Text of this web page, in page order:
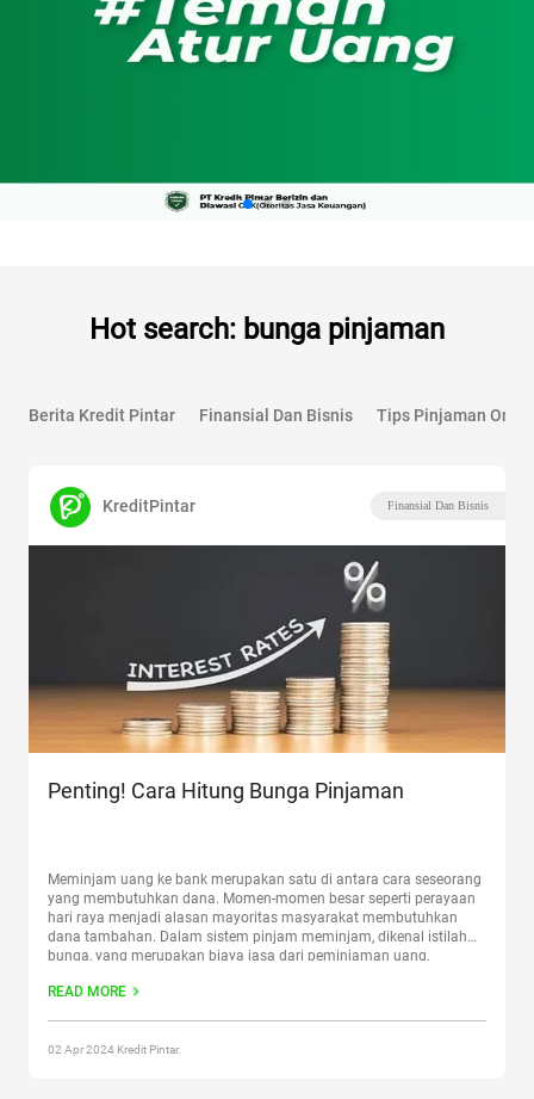
Hot search: bunga pinjaman
Berita Kredit Pintar Finansial Dan Bisnis Tips Pinjaman
KreditPintar Finansial Dan Bisnis
Penting! Cara Hitung Bunga Pinjaman
Meminjam uang ke bank merupakan satu di antara cara seseorang
yang membutuhkan dana. Momen-momen besar seperti perayaan
hari raya menjadi alasan mayoritas masyarakat membutuhkan
dana tambahan. Dalam sistem pinjam meminjam, dikenal istilah
bunga, yang merupakan biaya jasa dari peminjaman uang.
merupakan hal yang lazim. Bunga merupakan satu
READ MORE
02 Apr 2024 Kredit Pintar.